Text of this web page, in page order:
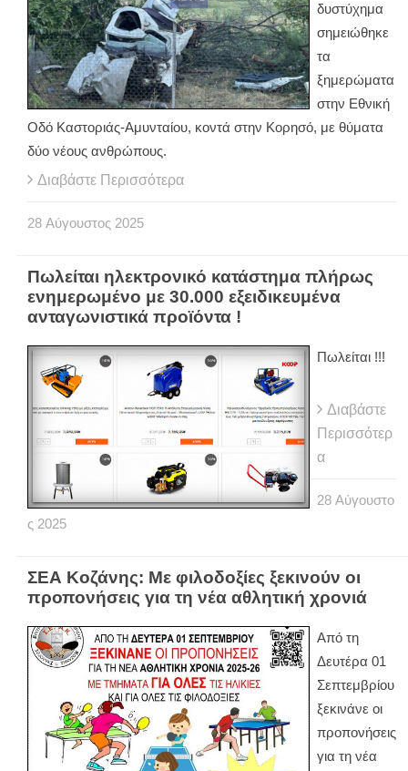
δυστύχημα
σημειώθηκε
τα
ξημερώματα
στην Εθνική
Οδό Καστοριάς-Αμυνταίου, κοντά στην Κορησό, με θύματα
δύο νέους ανθρώπους.
Διαβάστε Περισσότερα
28 Αύγουστος 2025
Πωλείται ηλεκτρονικό κατάστημα πλήρως
ενημερωμένο με 30.000 εξειδικευμένα
ανταγωνιστικά προϊόντα !
Πωλείται !!!
Διαβάστε
Περισσότερ
α
28 Αύγουστο
ς 2025
ΣΕΑ Κοζάνης: Με φιλοδοξίες ξεκινούν οι
προπονήσεις για τη νέα αθλητική χρονιά
Από τη
Δευτέρα 01
Σεπτεμβρίου
ξεκινάνε οι
προπονήσεις
για τη νέα